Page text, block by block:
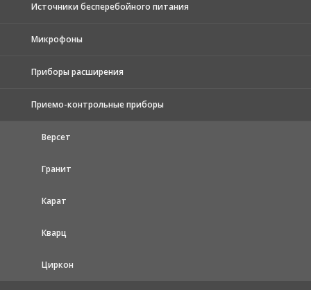
Источники бесперебойного питания
Микрофоны
Приборы расширения
Приемо-контрольные приборы
Версет
Гранит
Карат
Кварц
Циркон